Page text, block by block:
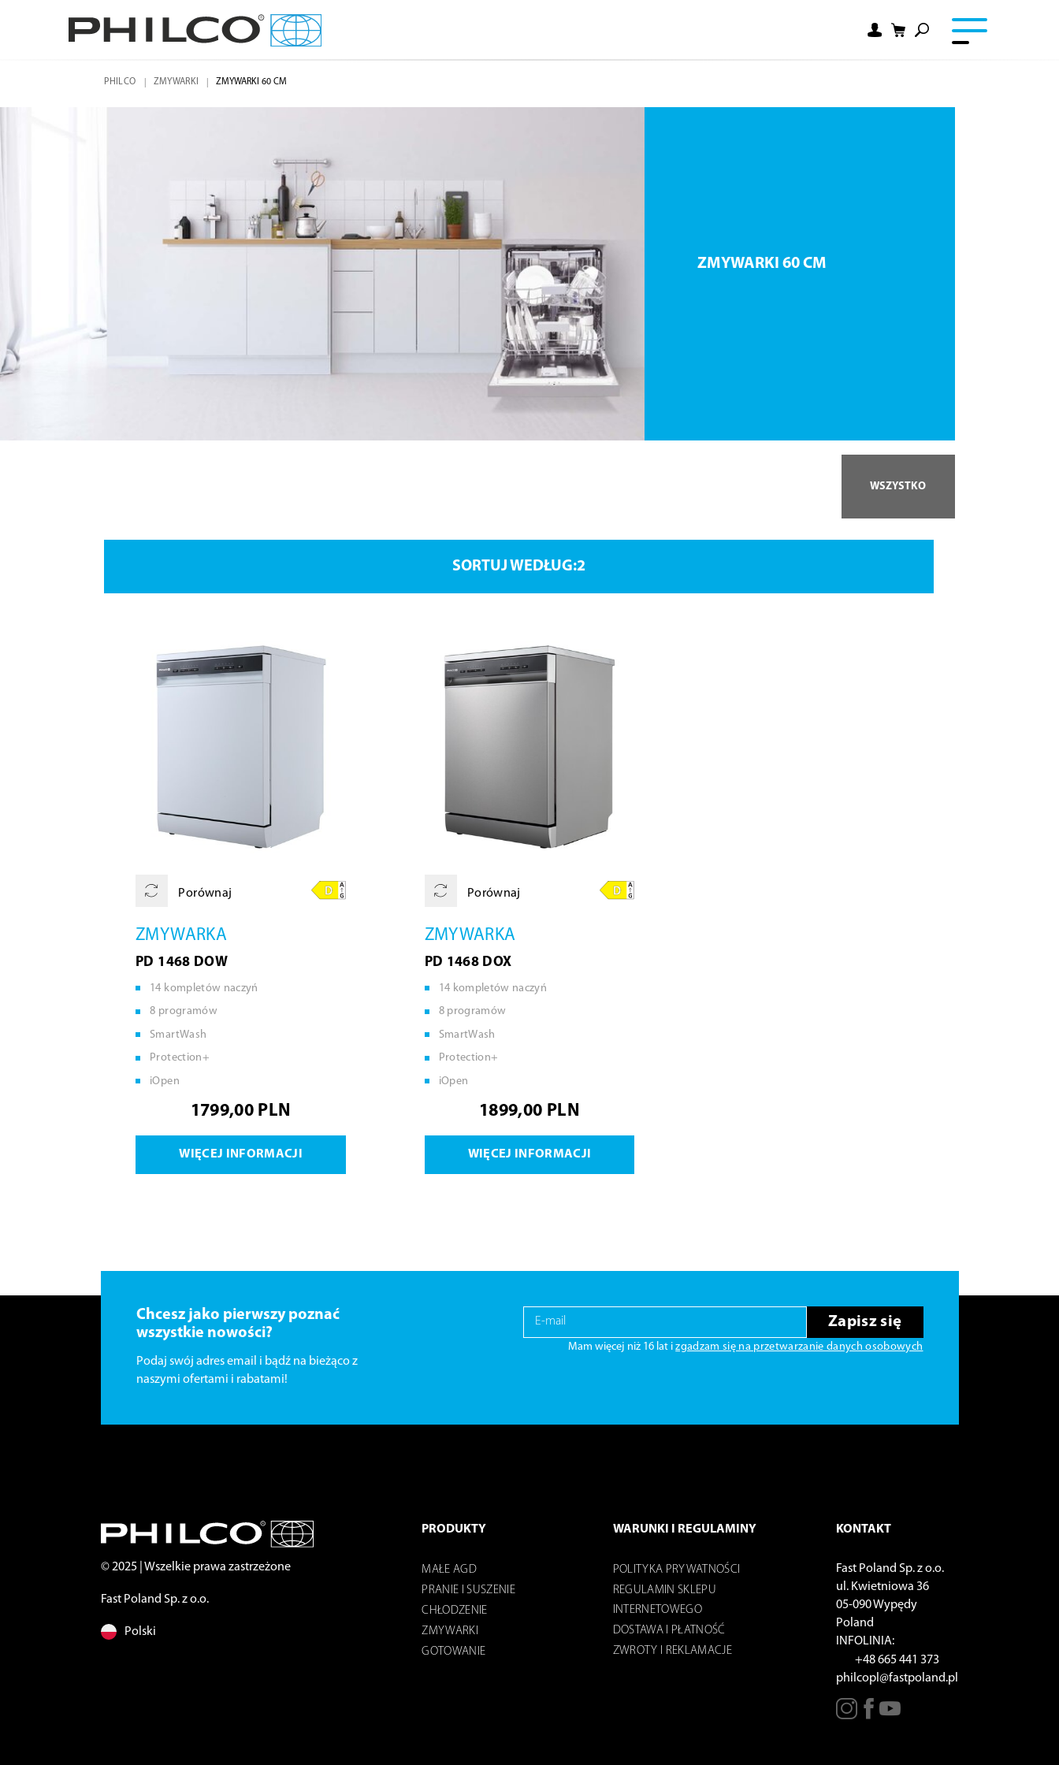
PHILCO ZMYWARKI ZMYWARKI 60 CM
ZMYWARKI 60 CM
WSZYSTKO
SORTUJ WEDŁUG:
Porównaj
ZMYWARKA
PD 1468 DOW
14 kompletów naczyń
8 programów
SmartWash
Protection+
iOpen
1799,00 PLN
WIĘCEJ INFORMACJI
Porównaj
ZMYWARKA
PD 1468 DOX
14 kompletów naczyń
8 programów
SmartWash
Protection+
iOpen
1899,00 PLN
WIĘCEJ INFORMACJI
Chcesz jako pierwszy poznać
wszystkie nowości?
Podaj swój adres email i bądź na bieżąco z
naszymi ofertami i rabatami!
Zapisz się
Mam więcej niż 16 lat izgadzam się na przetwarzanie danych osobowych
© 2025 | Wszelkie prawa zastrzeżone
Fast Poland Sp. z o.o.
Polski
PRODUKTY
MAŁE AGD
PRANIE I SUSZENIE
CHŁODZENIE
ZMYWARKI
GOTOWANIE
WARUNKI I REGULAMINY
POLITYKA PRYWATNOŚCI
REGULAMIN SKLEPU
INTERNETOWEGO
DOSTAWA I PŁATNOŚĆ
ZWROTY I REKLAMACJE
KONTAKT
Fast Poland Sp. z o.o.
ul. Kwietniowa 36
05-090 Wypędy
Poland
INFOLINIA:
+48 665 441 373
philcopl@fastpoland.pl